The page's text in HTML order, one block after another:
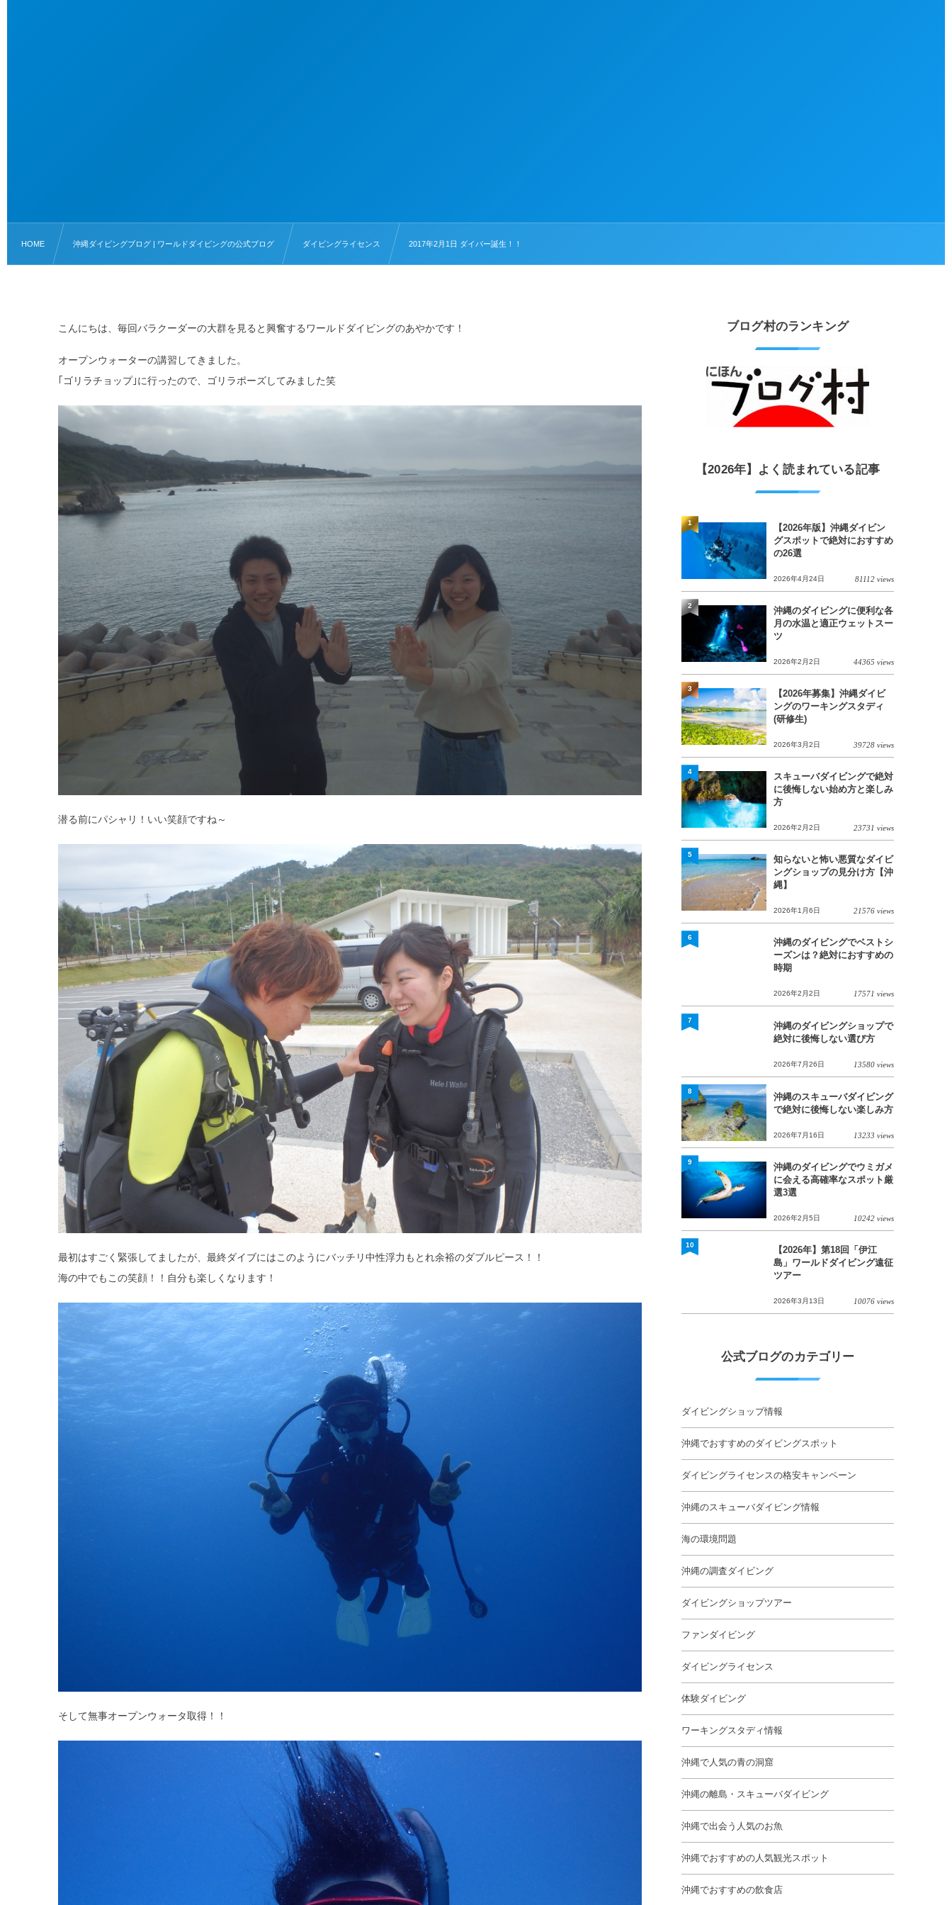
HOME 沖縄ダイビングブログ | ワールドダイビングの公式ブログ ダイビングライセンス 2017年2月1日 ダイバー誕生！！
こんにちは、毎回バラクーダーの大群を見ると興奮するワールドダイビングのあやかです！
オープンウォーターの講習してきました。
｢ゴリラチョップ｣に行ったので、ゴリラポーズしてみました笑
潜る前にパシャリ！いい笑顔ですね～
最初はすごく緊張してましたが、最終ダイブにはこのようにバッチリ中性浮力もとれ余裕のダブルピース！！
海の中でもこの笑顔！！自分も楽しくなります！
そして無事オープンウォータ取得！！
ブログ村のランキング
【2026年】よく読まれている記事
【2026年版】沖縄ダイビン
グスポットで絶対におすすめ
の26選
2026年4月24日 81112 views
1
沖縄のダイビングに便利な各
月の水温と適正ウェットスー
ツ
2026年2月2日 44365 views
2
【2026年募集】沖縄ダイビ
ングのワーキングスタディ
(研修生)
2026年3月2日 39728 views
3
スキューバダイビングで絶対
に後悔しない始め方と楽しみ
方
2026年2月2日 23731 views
4
知らないと怖い悪質なダイビ
ングショップの見分け方【沖
縄】
2026年1月6日 21576 views
5
沖縄のダイビングでベストシ
ーズンは？絶対におすすめの
時期
2026年2月2日 17571 views
6
沖縄のダイビングショップで
絶対に後悔しない選び方
2026年7月26日 13580 views
7
沖縄のスキューバダイビング
で絶対に後悔しない楽しみ方
2026年7月16日 13233 views
8
沖縄のダイビングでウミガメ
に会える高確率なスポット厳
選3選
2026年2月5日 10242 views
9
【2026年】第18回「伊江
島」ワールドダイビング遠征
ツアー
2026年3月13日 10076 views
10
公式ブログのカテゴリー
ダイビングショップ情報
沖縄でおすすめのダイビングスポット
ダイビングライセンスの格安キャンペーン
沖縄のスキューバダイビング情報
海の環境問題
沖縄の調査ダイビング
ダイビングショップツアー
ファンダイビング
ダイビングライセンス
体験ダイビング
ワーキングスタディ情報
沖縄で人気の青の洞窟
沖縄の離島・スキューバダイビング
沖縄で出会う人気のお魚
沖縄でおすすめの人気観光スポット
沖縄でおすすめの飲食店